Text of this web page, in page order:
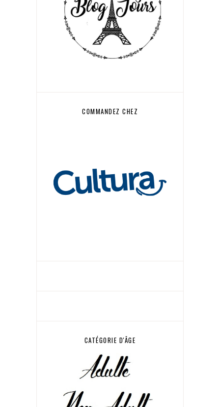
COMMANDEZ CHEZ
CATÉGORIE D'ÂGE